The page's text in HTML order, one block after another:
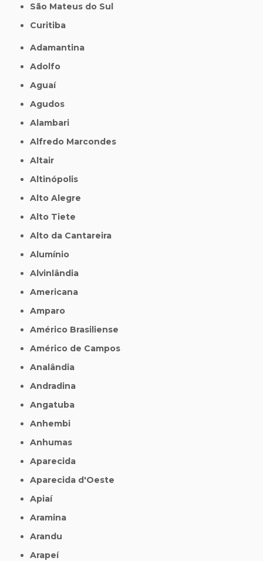
São Mateus do Sul
Curitiba
Adamantina
Adolfo
Aguaí
Agudos
Alambari
Alfredo Marcondes
Altair
Altinópolis
Alto Alegre
Alto Tiete
Alto da Cantareira
Alumínio
Alvinlândia
Americana
Amparo
Américo Brasiliense
Américo de Campos
Analândia
Andradina
Angatuba
Anhembi
Anhumas
Aparecida
Aparecida d'Oeste
Apiaí
Aramina
Arandu
Arapeí